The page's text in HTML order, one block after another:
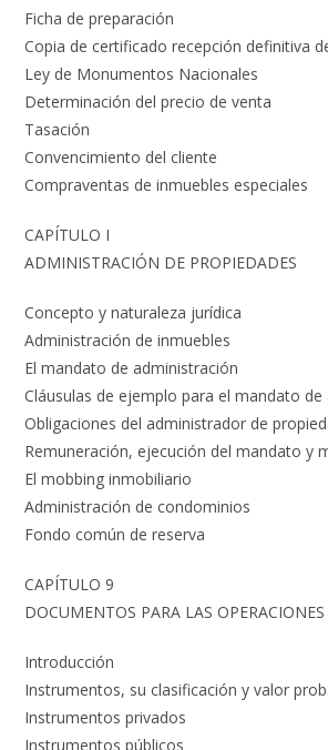
Ficha de preparación
Copia de certificado recepción definitiva
Ley de Monumentos Nacionales
Determinación del precio de venta
Tasación
Convencimiento del cliente
Compraventas de inmuebles especiales
CAPÍTULO I
ADMINISTRACIÓN DE PROPIEDADES
Concepto y naturaleza jurídica
Administración de inmuebles
El mandato de administración
Cláusulas de ejemplo para el mandato
Obligaciones del administrador de
Remuneración, ejecución del mandato y
El mobbing inmobiliario
Administración de condominios
Fondo común de reserva
CAPÍTULO 9
DOCUMENTOS PARA LAS
Introducción
Instrumentos, su clasificación y valor
Instrumentos privados
Instrumentos públicos